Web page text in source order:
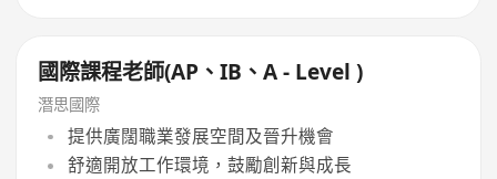
國際課程老師(AP、IB、A - Level )
潛思國際
提供廣闊職業發展空間及晉升機會
舒適開放工作環境，鼓勵創新與成長